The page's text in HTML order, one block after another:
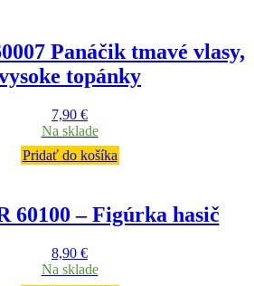
Panáčik tmavé vlasy,
topánky
7,90 €
Na sklade
Pridať do košíka
60100 – Figúrka hasič
8,90 €
Na sklade